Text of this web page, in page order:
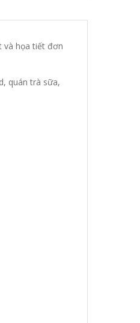
và họa tiết đơn
quán trà sữa,